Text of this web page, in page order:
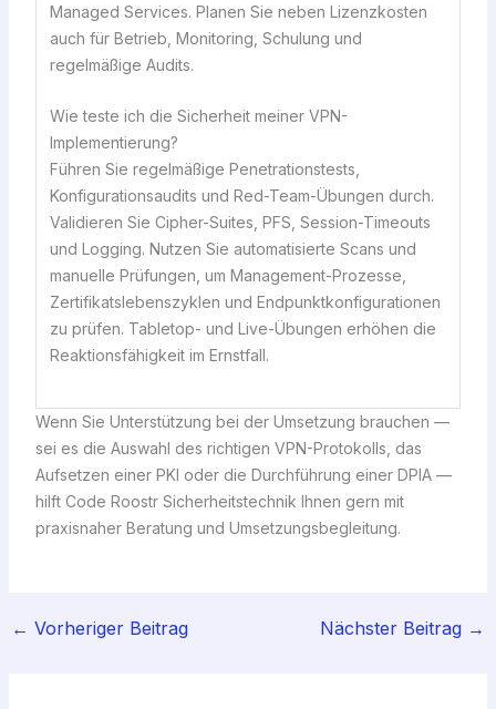
Managed Services. Planen Sie neben Lizenzkosten
auch für Betrieb, Monitoring, Schulung und
regelmäßige Audits.
Wie teste ich die Sicherheit meiner VPN-
Implementierung?
Führen Sie regelmäßige Penetrationstests,
Konfigurationsaudits und Red-Team-Übungen durch.
Validieren Sie Cipher-Suites, PFS, Session-Timeouts
und Logging. Nutzen Sie automatisierte Scans und
manuelle Prüfungen, um Management-Prozesse,
Zertifikatslebenszyklen und Endpunktkonfigurationen
zu prüfen. Tabletop- und Live-Übungen erhöhen die
Reaktionsfähigkeit im Ernstfall.
Wenn Sie Unterstützung bei der Umsetzung brauchen —
sei es die Auswahl des richtigen VPN-Protokolls, das
Aufsetzen einer PKI oder die Durchführung einer DPIA —
hilft Code Roostr Sicherheitstechnik Ihnen gern mit
praxisnaher Beratung und Umsetzungsbegleitung.
← Vorheriger Beitrag Nächster Beitrag →